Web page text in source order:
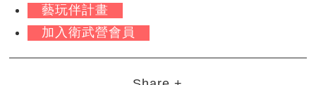
藝玩伴計畫
加入衛武營會員